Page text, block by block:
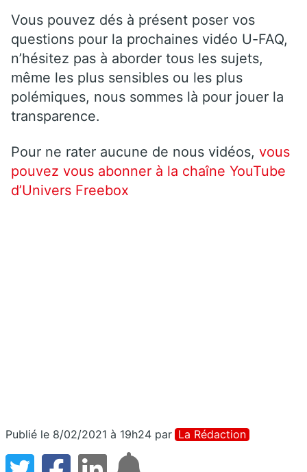
Vous pouvez dés à présent poser vos
questions pour la prochaines vidéo U-FAQ,
n’hésitez pas à aborder tous les sujets,
même les plus sensibles ou les plus
polémiques, nous sommes là pour jouer la
transparence.
Pour ne rater aucune de nous vidéos, vous
pouvez vous abonner à la chaîne YouTube
d’Univers Freebox
Publié le 8/02/2021 à 19h24 par La Rédaction